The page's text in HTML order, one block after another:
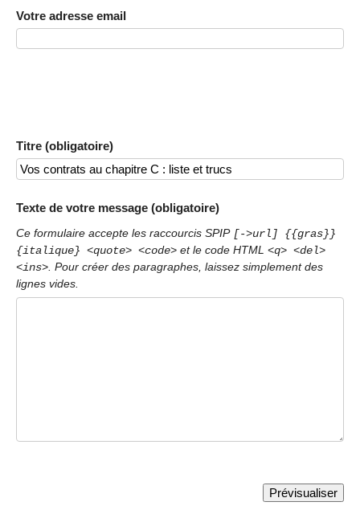
Votre adresse email
Titre (obligatoire)
Texte de votre message (obligatoire)
Ce formulaire accepte les raccourcis SPIP [->url] {{gras}}
{italique} <quote> <code> et le code HTML <q> <del>
<ins> . Pour créer des paragraphes, laissez simplement des
lignes vides.